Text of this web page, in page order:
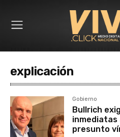
explicación
Gobierno
Bullrich
inmediatas
presunto